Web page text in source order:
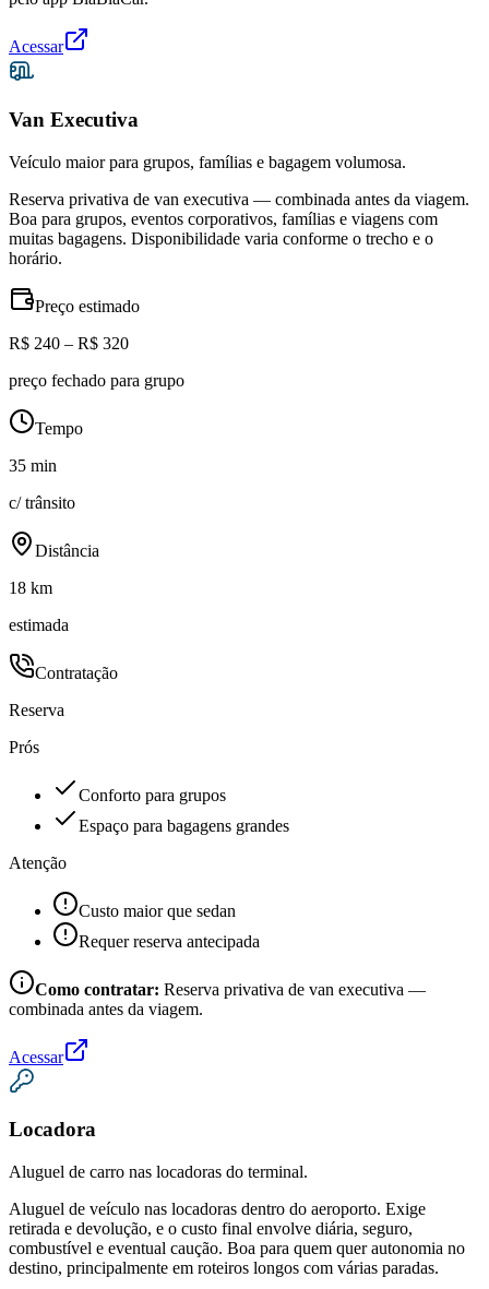
Acessar
Van Executiva
Veículo maior para grupos, famílias e bagagem volumosa.
Reserva privativa de van executiva — combinada antes da viagem.
Boa para grupos, eventos corporativos, famílias e viagens com
muitas bagagens. Disponibilidade varia conforme o trecho e o
horário.
Preço estimado
R$ 240 – R$ 320
preço fechado para grupo
Tempo
35 min
c/ trânsito
Distância
18 km
estimada
Contratação
Reserva
Prós
Conforto para grupos
Espaço para bagagens grandes
Atenção
Custo maior que sedan
Requer reserva antecipada
Como contratar: Reserva privativa de van executiva —
combinada antes da viagem.
Acessar
Locadora
Aluguel de carro nas locadoras do terminal.
Aluguel de veículo nas locadoras dentro do aeroporto. Exige
retirada e devolução, e o custo final envolve diária, seguro,
combustível e eventual caução. Boa para quem quer autonomia no
destino, principalmente em roteiros longos com várias paradas.